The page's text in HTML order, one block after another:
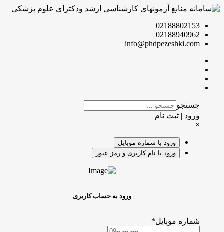
02188802153
02188940962
info@phdpezeshki.com
جستجو
ورود | ثبت نام
×
ورود با شماره موبایل
ورود با نام کاربری و رمز عبور
ورود به حساب کاربری
شماره موبایل*